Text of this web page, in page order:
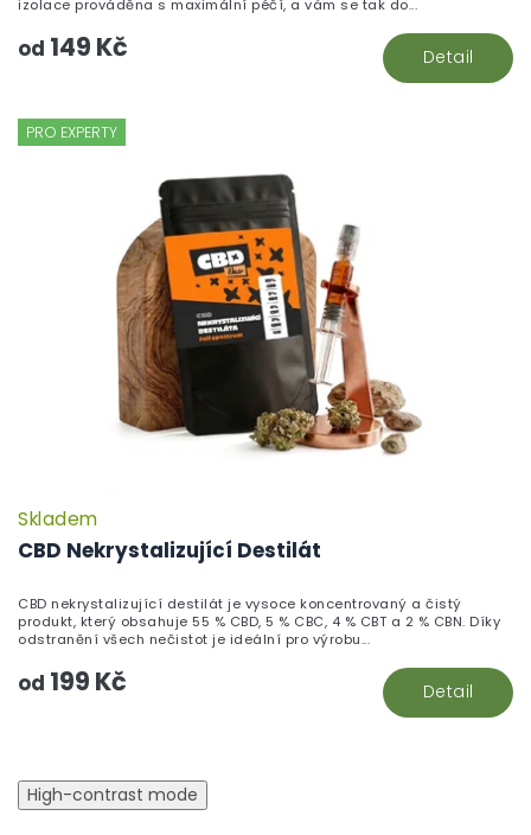
od 149 Kč Detail
izolace prováděna s maximální péčí, a vám se tak do...
PRO EXPERTY
CBD Nekrystalizující Destilát
Skladem
od 199 Kč Detail
CBD nekrystalizující destilát je vysoce koncentrovaný a čistý
produkt, který obsahuje 55 % CBD, 5 % CBC, 4 % CBT a 2 % CBN. Díky
odstranění všech nečistot je ideální pro výrobu...
High-contrast mode